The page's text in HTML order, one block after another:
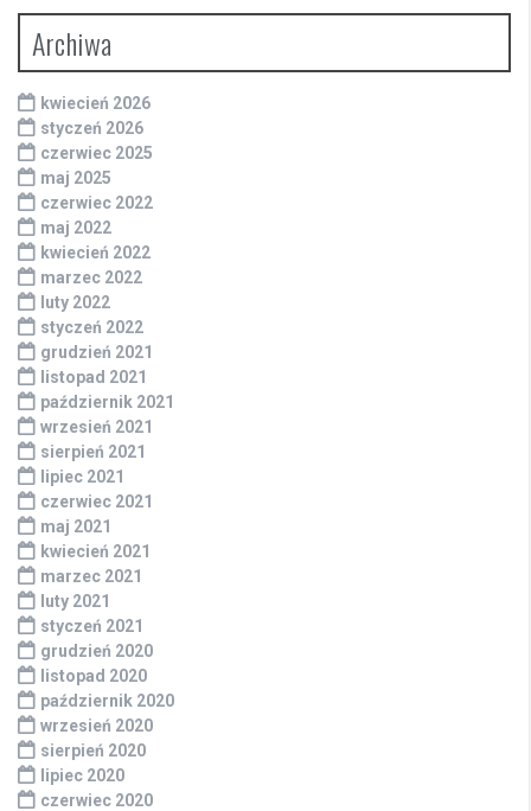
Archiwa
kwiecień 2026
styczeń 2026
czerwiec 2025
maj 2025
czerwiec 2022
maj 2022
kwiecień 2022
marzec 2022
luty 2022
styczeń 2022
grudzień 2021
listopad 2021
październik 2021
wrzesień 2021
sierpień 2021
lipiec 2021
czerwiec 2021
maj 2021
kwiecień 2021
marzec 2021
luty 2021
styczeń 2021
grudzień 2020
listopad 2020
październik 2020
wrzesień 2020
sierpień 2020
lipiec 2020
czerwiec 2020